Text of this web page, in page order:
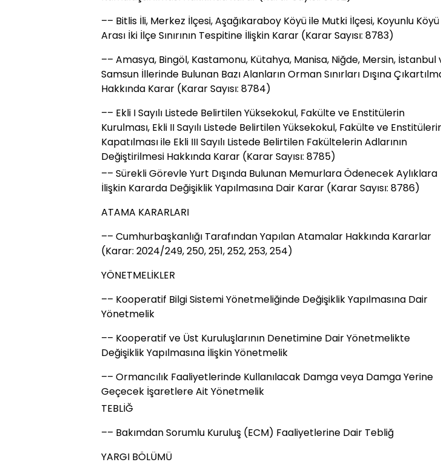
–– Bitlis İli, Merkez İlçesi, Aşağıkaraboy Köyü ile Mutki İlçesi, Koyunlu Köyü
Arası İki İlçe Sınırının Tespitine İlişkin Karar (Karar Sayısı: 8783)
–– Amasya, Bingöl, Kastamonu, Kütahya, Manisa, Niğde, Mersin, İstanbul
Samsun İllerinde Bulunan Bazı Alanların Orman Sınırları Dışına
Hakkında Karar (Karar Sayısı: 8784)
–– Ekli I Sayılı Listede Belirtilen Yüksekokul, Fakülte ve Enstitülerin
Kurulması, Ekli II Sayılı Listede Belirtilen Yüksekokul, Fakülte ve
Kapatılması ile Ekli III Sayılı Listede Belirtilen Fakültelerin Adlarının
Değiştirilmesi Hakkında Karar (Karar Sayısı: 8785)
–– Sürekli Görevle Yurt Dışında Bulunan Memurlara Ödenecek Aylıklara
İlişkin Kararda Değişiklik Yapılmasına Dair Karar (Karar Sayısı: 8786)
ATAMA KARARLARI
–– Cumhurbaşkanlığı Tarafından Yapılan Atamalar Hakkında Kararlar
(Karar: 2024/249, 250, 251, 252, 253, 254)
YÖNETMELİKLER
–– Kooperatif Bilgi Sistemi Yönetmeliğinde Değişiklik Yapılmasına Dair
Yönetmelik
–– Kooperatif ve Üst Kuruluşlarının Denetimine Dair Yönetmelikte
Değişiklik Yapılmasına İlişkin Yönetmelik
–– Ormancılık Faaliyetlerinde Kullanılacak Damga veya Damga Yerine
Geçecek İşaretlere Ait Yönetmelik
TEBLİĞ
–– Bakımdan Sorumlu Kuruluş (ECM) Faaliyetlerine Dair Tebliğ
YARGI BÖLÜMÜ